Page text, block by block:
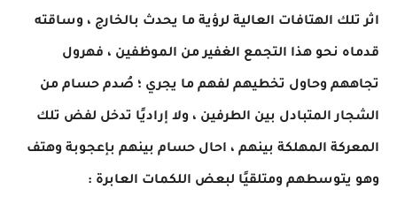
اثر تلك الهتافات العالية لرؤية ما يحدث بالخارج ، وساقته
قدماه نحو هذا التجمع الغفير من الموظفين ، فهرول
تجاههم وحاول تخطيهم لفهم ما يجري ؛ صُدم حسام من
الشجار المتبادل بين الطرفين ، ولا إراديًا تدخل لفض تلك
المعركة المهلكة بينهم ، احال حسام بينهم بإعجوبة وهتف
وهو يتوسطهم ومتلقيًا لبعض اللكمات العابرة :